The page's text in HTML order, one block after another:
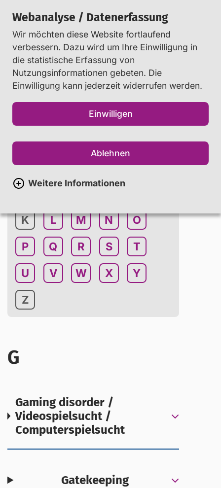
Webanalyse / Datenerfassung
Wir möchten diese Website fortlaufend
verbessern. Dazu wird um Ihre Einwilligung in
die statistische Erfassung von
Nutzungsinformationen gebeten. Die
Einwilligung kann jederzeit widerrufen werden.
Einwilligen
Ablehnen
Weitere Informationen
Startseite Info ... Glossar
Glossar
A B C D E
K L M N O
P Q R S T
U V W X Y
Z
G
Gaming disorder /
Videospielsucht /
Computerspielsucht
Gatekeeping